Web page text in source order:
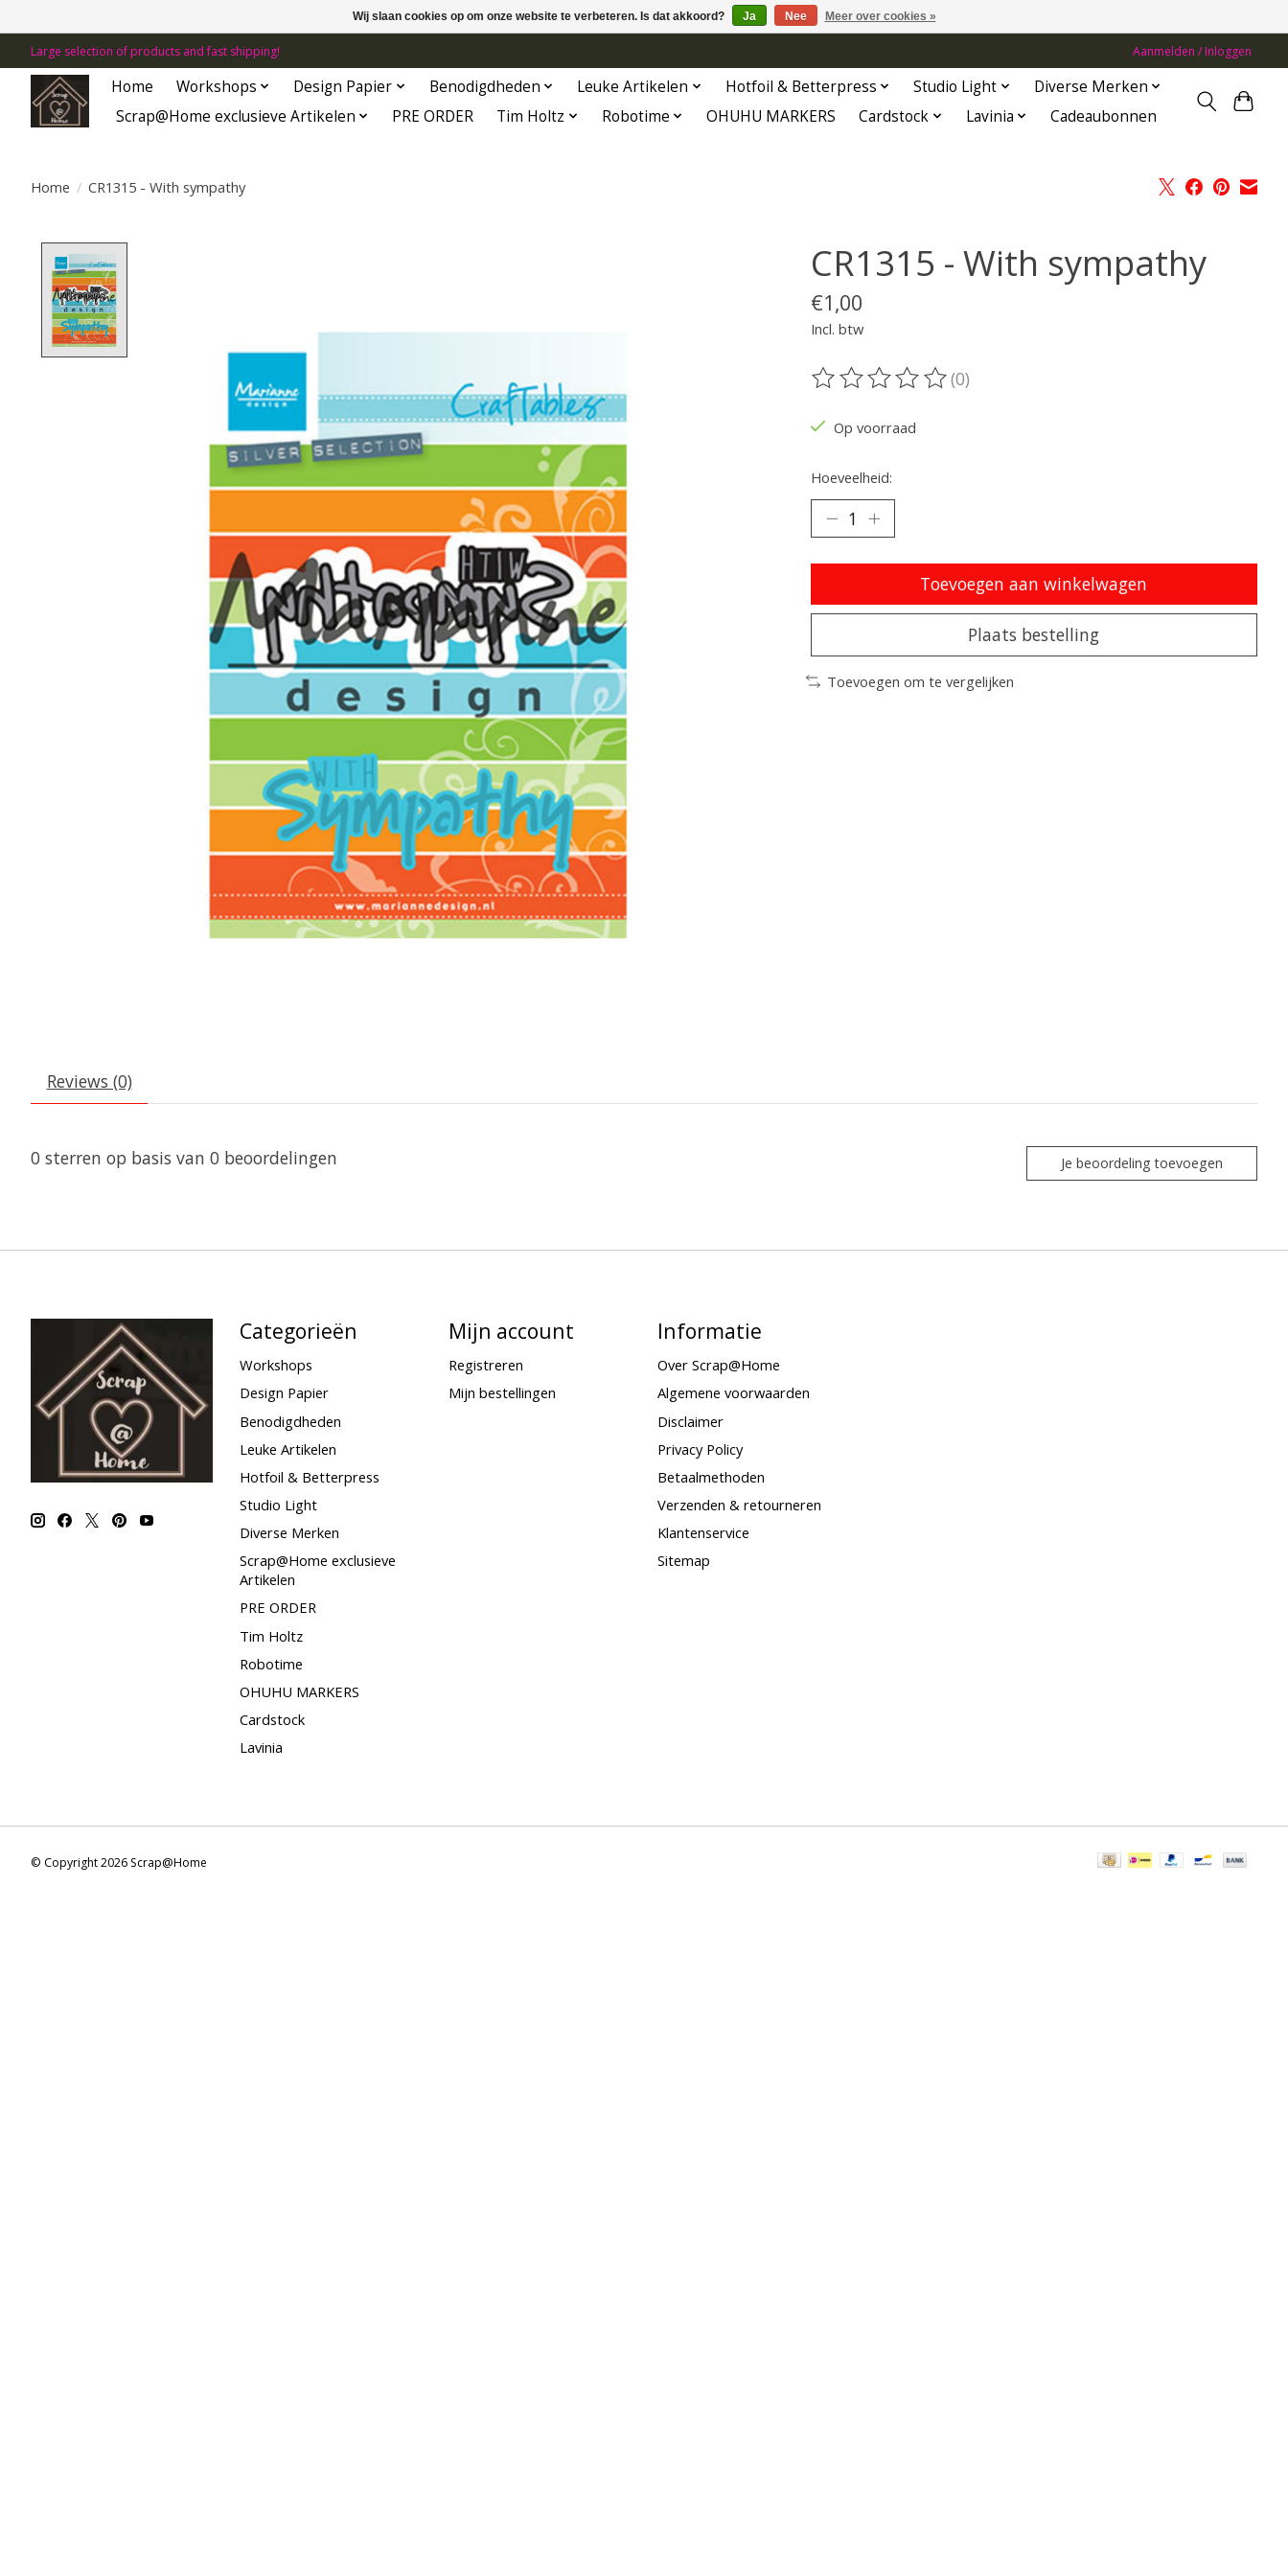
Large selection of products and fast shipping! Aanmelden / Inloggen
Home Workshops Design Papier Benodigdheden Leuke Artikelen Hotfoil & Betterpress Studio Light
Diverse Merken
Scrap@Home exclusieve Artikelen
PRE ORDER Tim Holtz Robotime OHUHU MARKERS Cardstock Lavinia Cadeaubonnen
Home / CR1315 - With sympathy
CR1315 - With sympathy
€1,00
Incl. btw
De beoordeling van dit product is
(0)
Op voorraad
Hoeveelheid:
Toevoegen aan winkelwagen
Plaats bestelling
Toevoegen om te vergelijken
Reviews (0)
0 sterren op basis van 0 beoordelingen Je beoordeling toevoegen
Categorieën
Workshops
Design Papier
Benodigdheden
Leuke Artikelen
Hotfoil & Betterpress
Studio Light
Diverse Merken
Scrap@Home exclusieve
Artikelen
PRE ORDER
Tim Holtz
Robotime
OHUHU MARKERS
Cardstock
Lavinia
Mijn account
Registreren
Mijn bestellingen
Informatie
Over Scrap@Home
Algemene voorwaarden
Disclaimer
Privacy Policy
Betaalmethoden
Verzenden & retourneren
Klantenservice
Sitemap
© Copyright 2026 Scrap@Home
Wij slaan cookies op om onze website te verbeteren. Is dat akkoord? Ja Nee Meer over cookies »